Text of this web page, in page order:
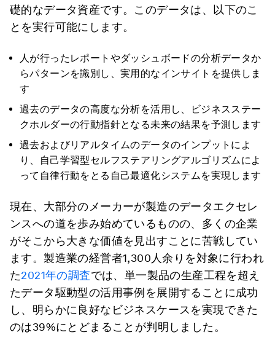
礎的なデータ資産です。このデータは、以下のこ
とを実行可能にします。
人が行ったレポートやダッシュボードの分析データか
らパターンを識別し、実用的なインサイトを提供しま
す
過去のデータの高度な分析を活用し、ビジネスステー
クホルダーの行動指針となる未来の結果を予測します
過去およびリアルタイムのデータのインプットによ
り、自己学習型セルフステアリングアルゴリズムによ
って自律行動をとる自己最適化システムを実現します
現在、大部分のメーカーが製造のデータエクセレ
ンスへの道を歩み始めているものの、多くの企業
がそこから大きな価値を見出すことに苦戦してい
ます。製造業の経営者1,300人余りを対象に行われ
た2021年の調査では、単一製品の生産工程を超え
たデータ駆動型の活用事例を展開することに成功
し、明らかに良好なビジネスケースを実現できた
のは39%にとどまることが判明しました。